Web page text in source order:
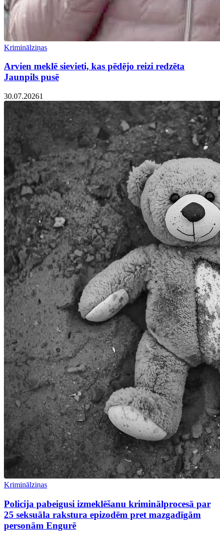
Kriminālziņas
Arvien meklē sievieti, kas pēdējo reizi redzēta
Jaunpils pusē
30.07.20261
Kriminālziņas
Policija pabeigusi izmeklēšanu kriminālprocesā par
25 seksuāla rakstura epizodēm pret mazgadīgām
personām Engurē